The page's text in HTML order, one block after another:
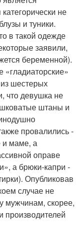
не
и туники.
в такой одежде
заявили,
беременной).
«гладиаторские»
шестерых
что девушка не
штаны и
провалились -
и маме, а
оправе
а брюки-капри -
Опубликовав
случае не
мужчинам, скорее,
производителей